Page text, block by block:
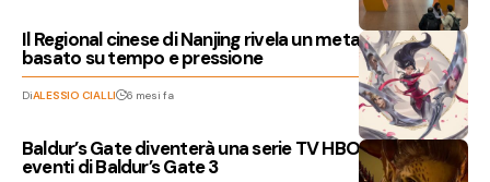
Il Regional cinese di Nanjing rivela un meta di Riftbound
basato su tempo e pressione
DiALESSIO CIALLI 6 mesi fa
Baldur’s Gate diventerà una serie TV HBO, sequel degli
eventi di Baldur’s Gate 3